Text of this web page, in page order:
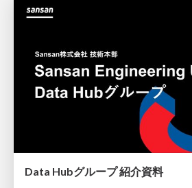
Data Hubグループ 紹介資料